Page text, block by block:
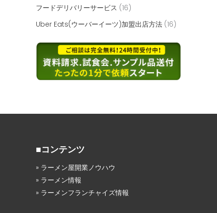
フードデリバリーサービス (16)
Uber Eats(ウーバーイーツ)加盟出店方法 (16)
■コンテンツ
» ラーメン屋開業ノウハウ
» ラーメン情報
» ラーメンフランチャイズ情報